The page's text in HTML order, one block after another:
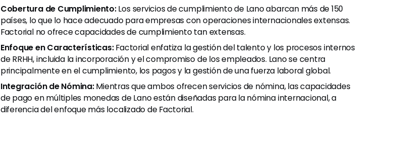
Cobertura de Cumplimiento:Los servicios de cumplimiento de Lano abarcan más de 150
países, lo que lo hace adecuado para empresas con operaciones internacionales extensas.
Factorial no ofrece capacidades de cumplimiento tan extensas.
Enfoque en Características:Factorial enfatiza la gestión del talento y los procesos internos
de RRHH, incluida la incorporación y el compromiso de los empleados. Lano se centra
principalmente en el cumplimiento, los pagos y la gestión de una fuerza laboral global.
Integración de Nómina:Mientras que ambos ofrecen servicios de nómina, las capacidades
de pago en múltiples monedas de Lano están diseñadas para la nómina internacional, a
diferencia del enfoque más localizado de Factorial.